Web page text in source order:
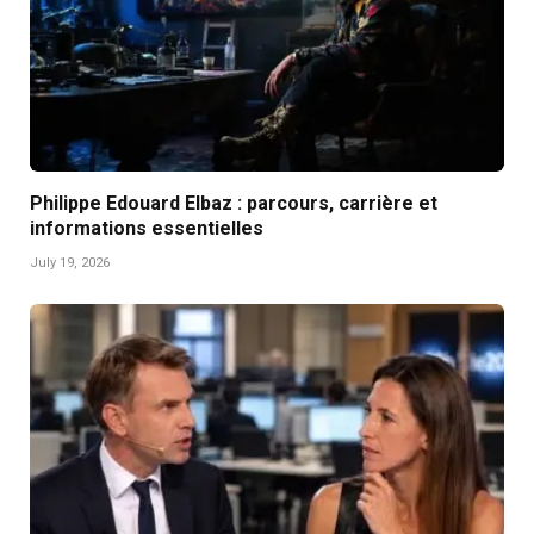
Philippe Edouard Elbaz : parcours, carrière et
informations essentielles
July 19, 2026